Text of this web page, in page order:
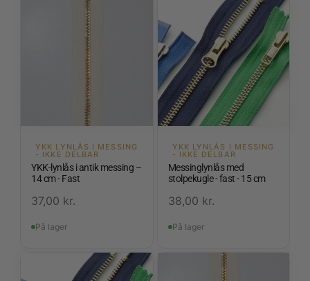
YKK LYNLÅS I MESSING
- IKKE DELBAR
YKK-lynlås i antik messing –
14 cm - Fast
37,00 kr.
På lager
YKK LYNLÅS I MESSING
- IKKE DELBAR
Messinglynlås med
stolpekugle - fast - 15 cm
38,00 kr.
På lager